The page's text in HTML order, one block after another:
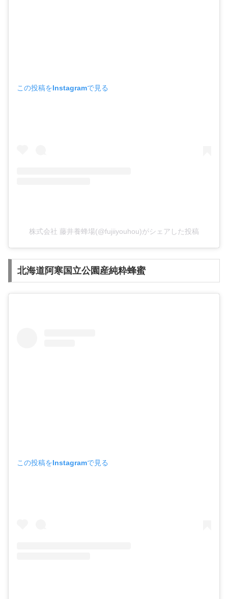
この投稿をInstagramで見る
株式会社 藤井養蜂場(@fujiiyouhou)がシェアした投稿
北海道阿寒国立公園産純粋蜂蜜
この投稿をInstagramで見る